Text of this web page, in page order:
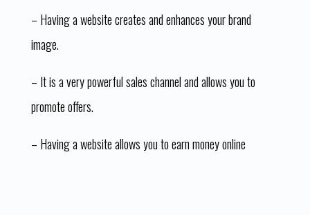
– Having a website creates and enhances your brand
image.
– It is a very powerful sales channel and allows you to
promote offers.
– Having a website allows you to earn money online